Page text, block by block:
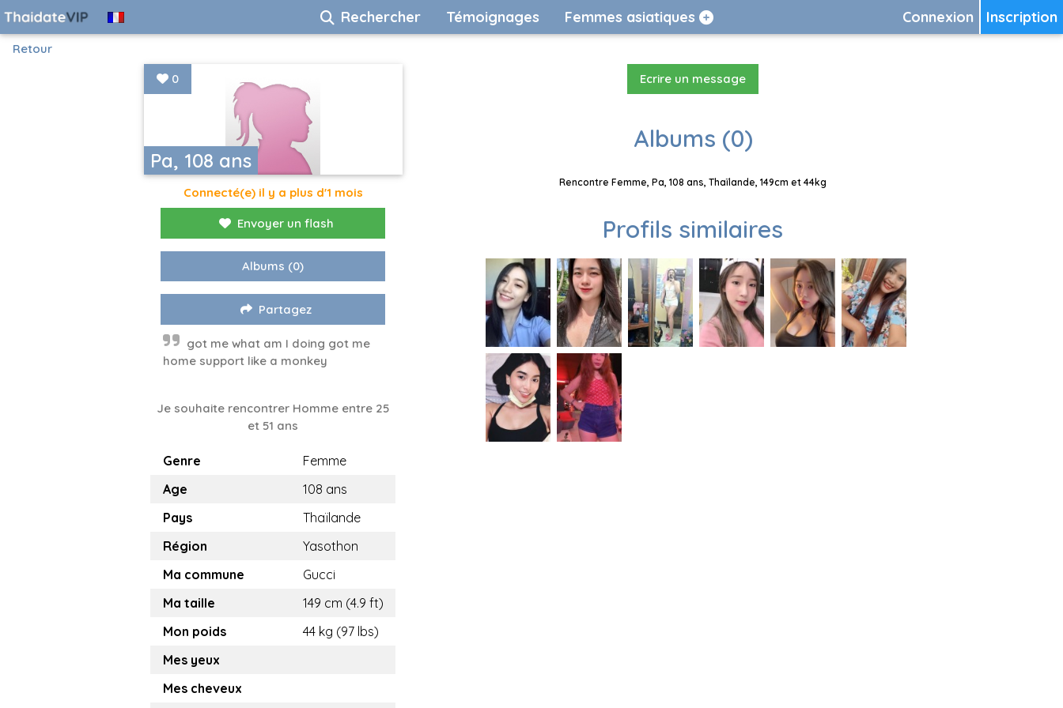
Inscription
Connexion
Rechercher Témoignages Femmes asiatiques
Retour
Pa, 108 ans
0
Connecté(e) il y a plus d'1 mois
Envoyer un flash
Albums (0)
Partagez
got me what am I doing got me
home support like a monkey
Je souhaite rencontrer Homme entre 25
et 51 ans
Genre
Femme
Age
108 ans
Pays
Thaïlande
Région
Yasothon
Ma commune
Gucci
Ma taille
149 cm (4.9 ft)
Mon poids
44 kg (97 lbs)
Mes yeux
Mes cheveux
Ecrire un message
Albums (0)
Rencontre Femme, Pa, 108 ans, Thaïlande, 149cm et 44kg
Profils similaires